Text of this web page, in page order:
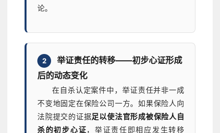
论。
2
举证责任的转移——初步心证形成
后的动态变化
在自杀认定案件中，举证责任并非一成
不变地固定在保险公司一方。如果保险人向
法院提交的证据足以使法官形成被保险人自
杀的初步心证，举证责任即相应发生转移